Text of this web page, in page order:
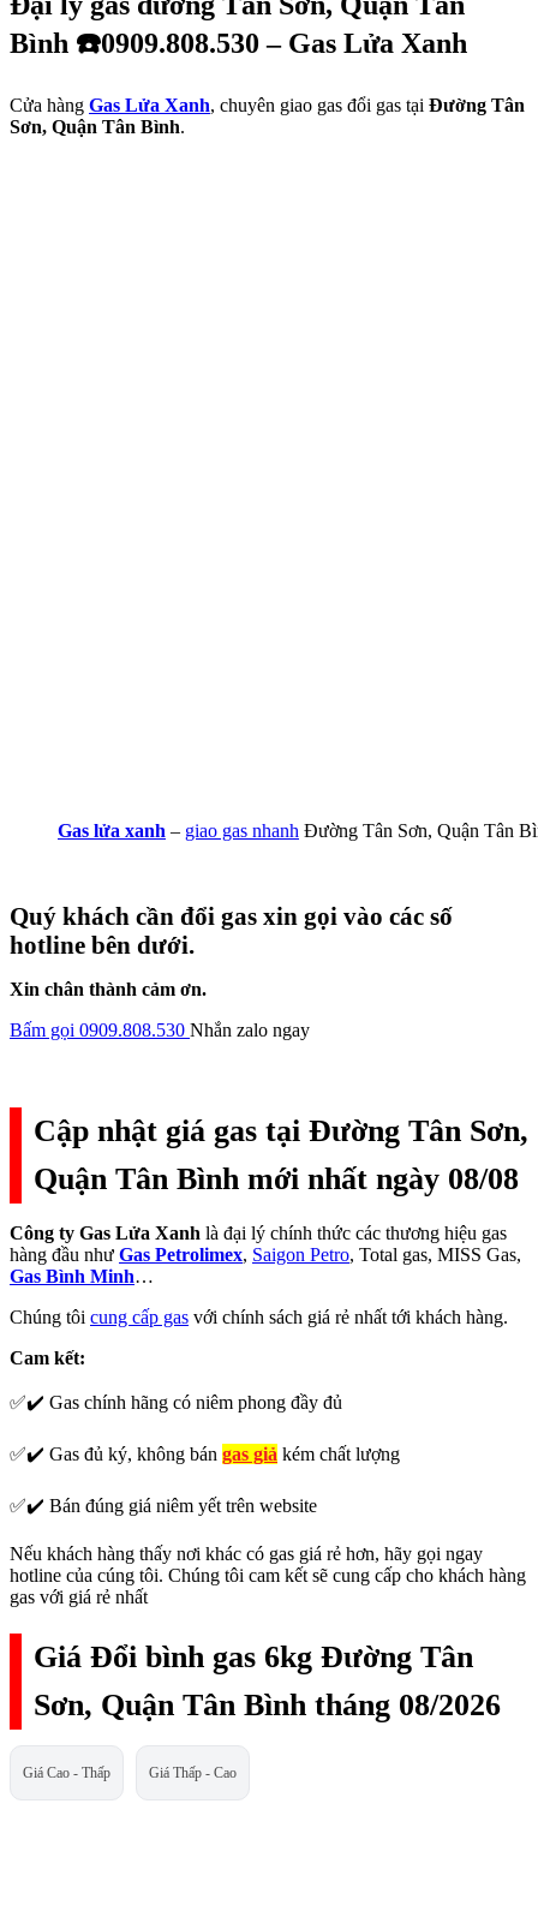
Bình ☎️0909.808.530 – Gas Lửa Xanh
Cửa hàng Gas Lửa Xanh, chuyên giao gas đổi gas tại Đường Tân
Sơn, Quận Tân Bình.
Gas lửa xanh – giao gas nhanh Đường Tân Sơn, Quận Tân
Quý khách cần đổi gas xin gọi vào các số
hotline bên dưới.
Xin chân thành cảm ơn.
Bấm gọi 0909.808.530 Nhắn zalo ngay
Cập nhật giá gas tại Đường Tân Sơn,
Quận Tân Bình mới nhất ngày 08/08
Công ty Gas Lửa Xanh là đại lý chính thức các thương hiệu gas
hàng đầu như Gas Petrolimex, Saigon Petro, Total gas, MISS Gas,
Gas Bình Minh…
Chúng tôi cung cấp gas với chính sách giá rẻ nhất tới khách hàng.
Cam kết:
✅✔️ Gas chính hãng có niêm phong đầy đủ
✅✔️ Gas đủ ký, không bán gas giả kém chất lượng
✅✔️ Bán đúng giá niêm yết trên website
Nếu khách hàng thấy nơi khác có gas giá rẻ hơn, hãy gọi ngay
hotline của cúng tôi. Chúng tôi cam kết sẽ cung cấp cho khách hàng
gas với giá rẻ nhất
Giá Đổi bình gas 6kg Đường Tân
Sơn, Quận Tân Bình tháng 08/2026
Giá Cao - Thấp Giá Thấp - Cao